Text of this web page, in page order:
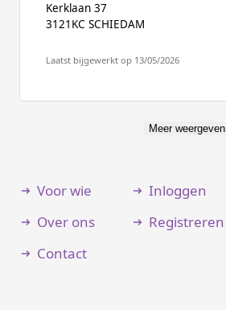
Kerklaan 37
3121KC SCHIEDAM
Laatst bijgewerkt op 13/05/2026
Meer weergeven
Voor wie
Over ons
Contact
Inloggen
Registreren